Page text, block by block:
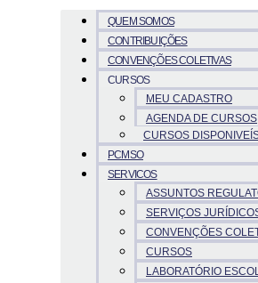
QUEM SOMOS
CONTRIBUIÇÕES
CONVENÇÕES COLETIVAS
CURSOS
MEU CADASTRO
AGENDA DE CURSOS
CURSOS
PCMSO
SERVICOS
ASSUNTOS
SERVIÇOS
CONVENÇÕES
CURSOS
LABORATÓRIO